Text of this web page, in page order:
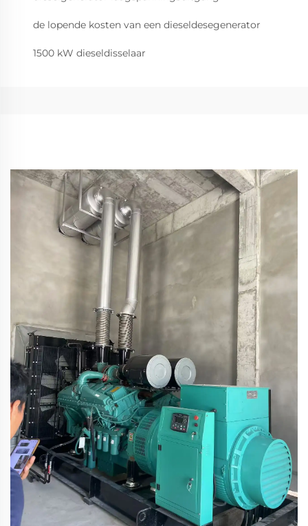
de lopende kosten van een dieseldesegenerator
1500 kW dieseldisselaar